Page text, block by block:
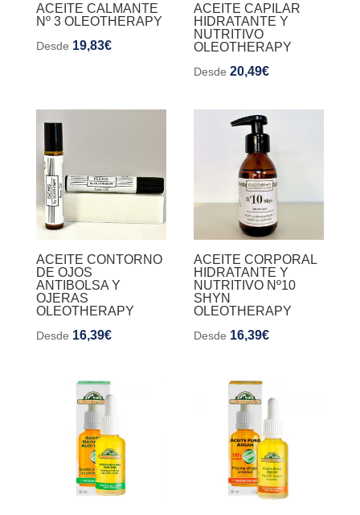
ACEITE CALMANTE
Nº 3 OLEOTHERAPY
Desde 19,83€
ACEITE CAPILAR
HIDRATANTE Y
NUTRITIVO
OLEOTHERAPY
Desde20,49€
ACEITE CONTORNO
DE OJOS
ANTIBOLSA Y
OJERAS
OLEOTHERAPY
Desde 16,39€
ACEITE CORPORAL
HIDRATANTE Y
NUTRITIVO Nº10
SHYN
OLEOTHERAPY
Desde 16,39€